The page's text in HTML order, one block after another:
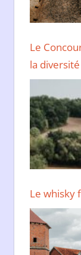
Le
la
Le whisky